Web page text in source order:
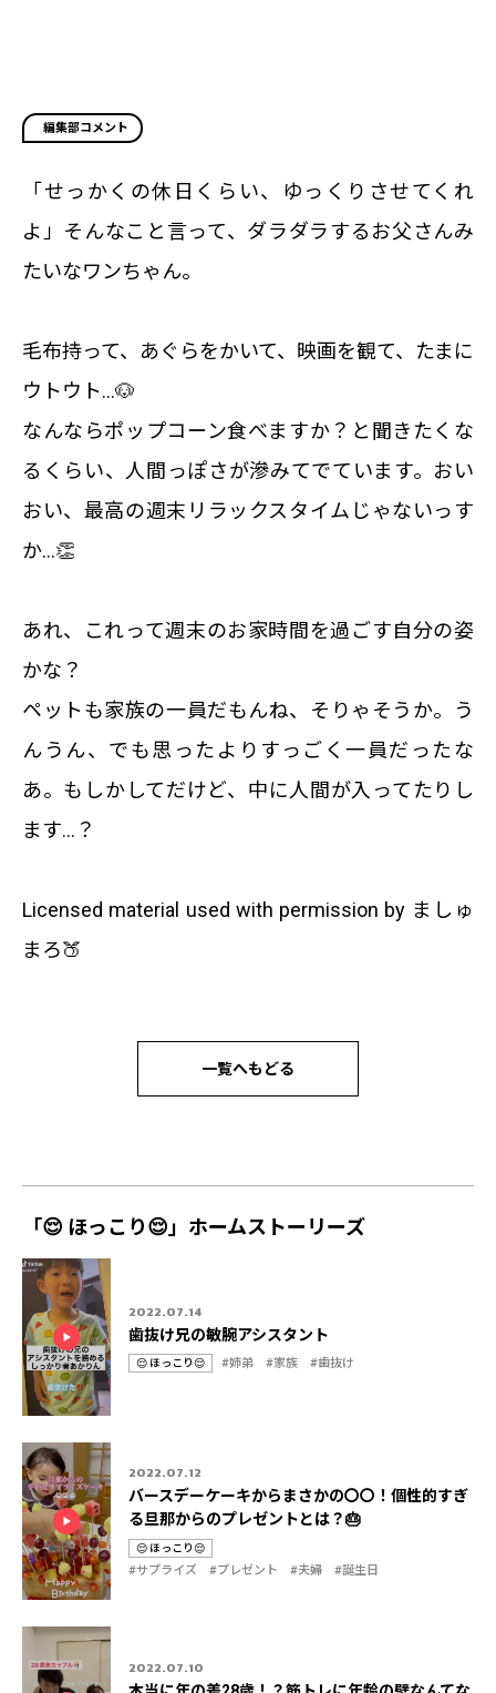
編集部コメント
「せっかくの休日くらい、ゆっくりさせてくれ
よ」そんなこと言って、ダラダラするお父さんみ
たいなワンちゃん。
毛布持って、あぐらをかいて、映画を観て、たまに
ウトウト…🐶
なんならポップコーン食べますか？と聞きたくな
るくらい、人間っぽさが滲みてでています。おい
おい、最高の週末リラックスタイムじゃないっす
か…👏
あれ、これって週末のお家時間を過ごす自分の姿
かな？
ペットも家族の一員だもんね、そりゃそうか。う
んうん、でも思ったよりすっごく一員だったな
あ。もしかしてだけど、中に人間が入ってたりし
ます…？
Licensed material used with permission by ましゅ
まろ🍑
一覧へもどる
「😌 ほっこり😌」ホームストーリーズ
2022.07.14
歯抜け兄の敏腕アシスタント
カ😌 ほっこり😌
タ
#姉弟 #家族 #歯抜け
2022.07.12
バースデーケーキからまさかの〇〇！個性的すぎ
る旦那からのプレゼントとは？🎂
カ
😌 ほっこり😌
タ
#サプライズ #プレゼント #夫婦 #誕生日
2022.07.10